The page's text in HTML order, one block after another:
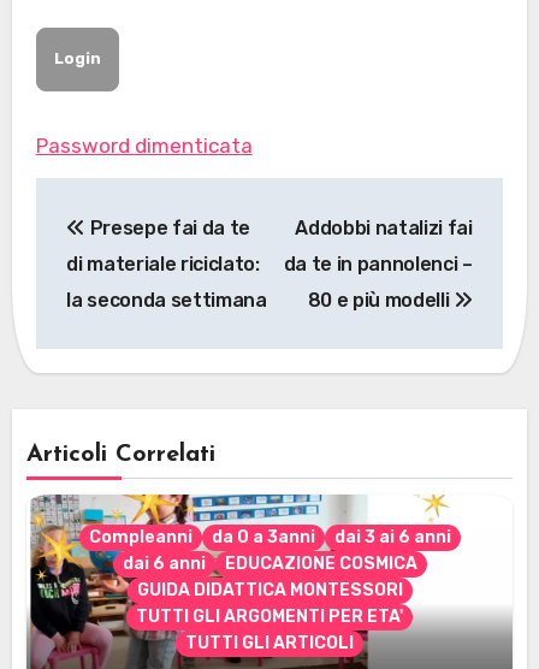
Password dimenticata
articoli
Presepe fai da te
di materiale riciclato:
la seconda settimana
Addobbi natalizi fai
da te in pannolenci –
80 e più modelli
Articoli Correlati
Compleanni da 0 a 3anni
dai 3 ai 6 anni
dai 6 anni
EDUCAZIONE COSMICA
GUIDA DIDATTICA MONTESSORI
TUTTI GLI ARGOMENTI PER ETA'
TUTTI GLI ARTICOLI